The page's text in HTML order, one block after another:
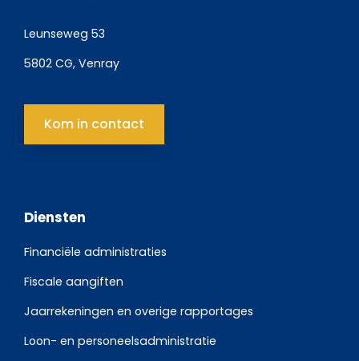
Leunseweg 53
5802 CG, Venray
Kom in contact
Diensten
Financiële administraties
Fiscale aangiften
Jaarrekeningen en overige rapportages
Loon- en personeelsadministratie